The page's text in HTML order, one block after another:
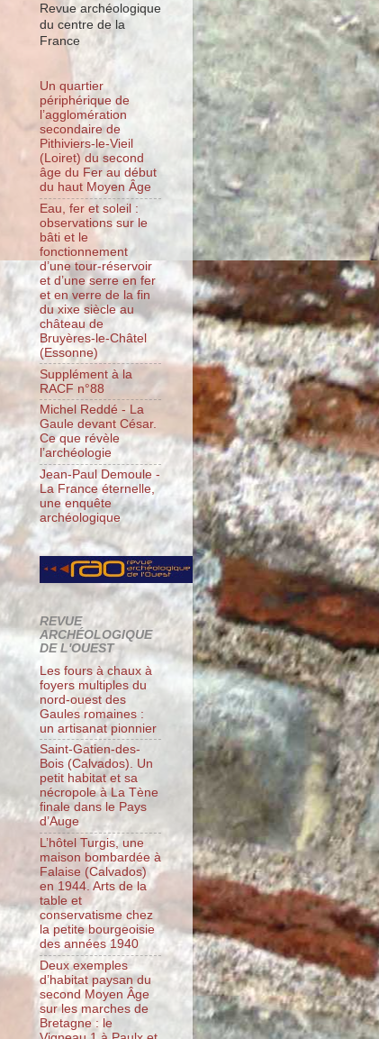
Revue archéologique
du centre de la
France
Un quartier
périphérique de
l’agglomération
secondaire de
Pithiviers-le-Vieil
(Loiret) du second
âge du Fer au début
du haut Moyen Âge
Eau, fer et soleil :
observations sur le
bâti et le
fonctionnement
d’une tour-réservoir
et d’une serre en fer
et en verre de la fin
du xixe siècle au
château de
Bruyères-le-Châtel
(Essonne)
Supplément à la
RACF n°88
Michel Reddé - La
Gaule devant César.
Ce que révèle
l’archéologie
Jean-Paul Demoule -
La France éternelle,
une enquête
archéologique
REVUE
ARCHÉOLOGIQUE
DE L'OUEST
Les fours à chaux à
foyers multiples du
nord-ouest des
Gaules romaines :
un artisanat pionnier
Saint-Gatien-des-
Bois (Calvados). Un
petit habitat et sa
nécropole à La Tène
finale dans le Pays
d’Auge
L’hôtel Turgis, une
maison bombardée à
Falaise (Calvados)
en 1944. Arts de la
table et
conservatisme chez
la petite bourgeoisie
des années 1940
Deux exemples
d’habitat paysan du
second Moyen Âge
sur les marches de
Bretagne : le